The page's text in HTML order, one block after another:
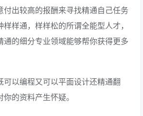
付出较高的报酬来寻找精通自己任务
样通，样样松的所谓全能型人才，
通的细分专业领域能够帮你获得更多
可以编程又可以平面设计还精通翻
的资料产生怀疑。